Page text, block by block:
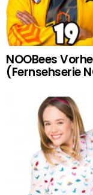
NOOBees
(Fernsehserie